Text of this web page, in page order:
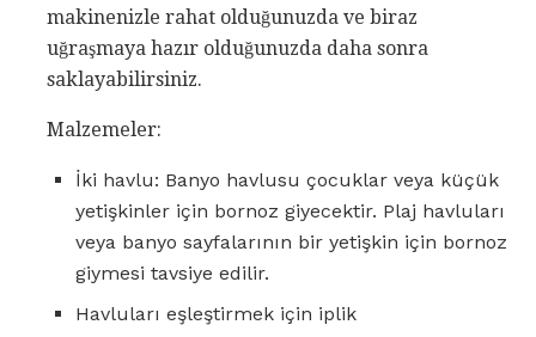
makinenizle rahat olduğunuzda ve biraz
uğraşmaya hazır olduğunuzda daha sonra
saklayabilirsiniz.
Malzemeler:
İki havlu: Banyo havlusu çocuklar veya küçük
yetişkinler için bornoz giyecektir. Plaj havluları
veya banyo sayfalarının bir yetişkin için bornoz
giymesi tavsiye edilir.
Havluları eşleştirmek için iplik